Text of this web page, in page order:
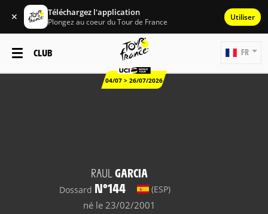
✕ Téléchargez l'application
Plongez au coeur du Tour de France Utiliser
CLUB
04/07 > 26/07/2026
FR
RAUL GARCIA
Dossard N°144 (ESP)
né le 23/02/2001